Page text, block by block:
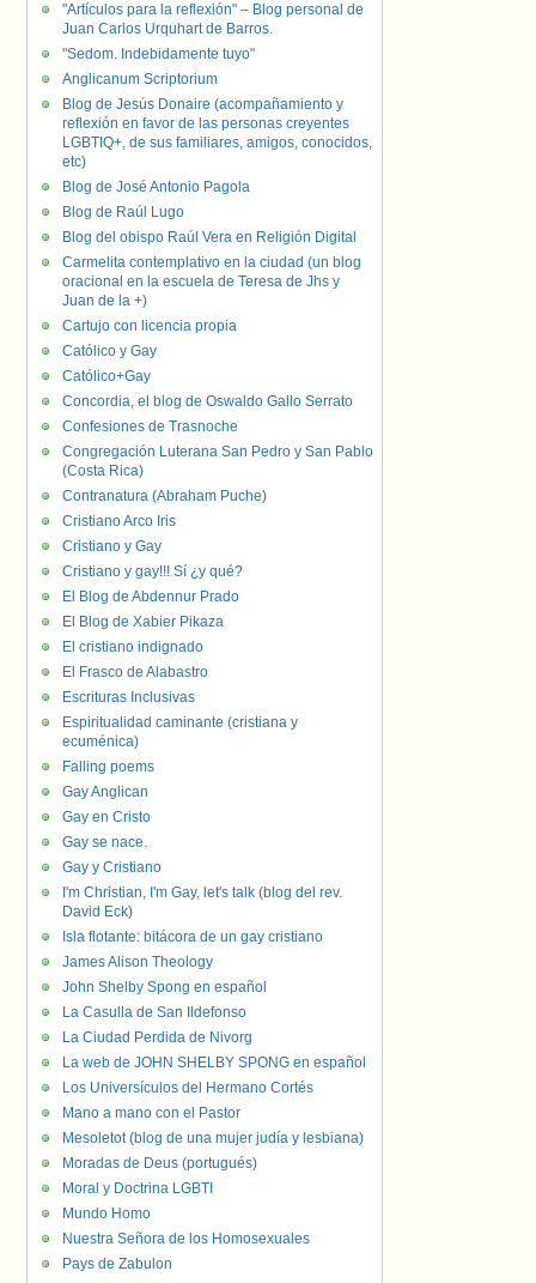
"Artículos para la reflexión" – Blog personal de
Juan Carlos Urquhart de Barros.
"Sedom. Indebidamente tuyo"
Anglicanum Scriptorium
Blog de Jesús Donaire (acompañamiento y
reflexión en favor de las personas creyentes
LGBTIQ+, de sus familiares, amigos, conocidos,
etc)
Blog de José Antonio Pagola
Blog de Raúl Lugo
Blog del obispo Raúl Vera en Religión Digital
Carmelita contemplativo en la ciudad (un blog
oracional en la escuela de Teresa de Jhs y
Juan de la +)
Cartujo con licencia propia
Católico y Gay
Católico+Gay
Concordia, el blog de Oswaldo Gallo Serrato
Confesiones de Trasnoche
Congregación Luterana San Pedro y San Pablo
(Costa Rica)
Contranatura (Abraham Puche)
Cristiano Arco Iris
Cristiano y Gay
Cristiano y gay!!! Sí ¿y qué?
El Blog de Abdennur Prado
El Blog de Xabier Pikaza
El cristiano indignado
El Frasco de Alabastro
Escrituras Inclusivas
Espiritualidad caminante (cristiana y
ecuménica)
Falling poems
Gay Anglican
Gay en Cristo
Gay se nace.
Gay y Cristiano
I'm Christian, I'm Gay, let's talk (blog del rev.
David Eck)
Isla flotante: bitácora de un gay cristiano
James Alison Theology
John Shelby Spong en español
La Casulla de San Ildefonso
La Ciudad Perdida de Nivorg
La web de JOHN SHELBY SPONG en español
Los Universículos del Hermano Cortés
Mano a mano con el Pastor
Mesoletot (blog de una mujer judía y lesbiana)
Moradas de Deus (portugués)
Moral y Doctrina LGBTI
Mundo Homo
Nuestra Señora de los Homosexuales
Pays de Zabulon